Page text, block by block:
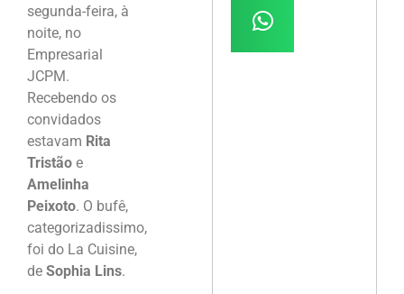
segunda-feira, à
noite, no
Empresarial
JCPM.
Recebendo os
convidados
estavam Rita
Tristão e
Amelinha
Peixoto. O bufê,
categorizadissimo,
foi do La Cuisine,
de Sophia Lins.